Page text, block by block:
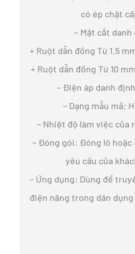
có ép chặt
– Mặt cắt danh
+ Ruột dẫn đồng Từ 1.5
+ Ruột dẫn đồng Từ 10 mm
– Điện áp danh
– Dạng mẫu mã:
– Nhiệt độ làm việc của
– Đóng gói: Đóng lô
yêu cầu của
– Ứng dụng: Dùng để
điện năng trong dân dụng